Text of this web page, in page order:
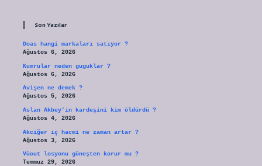
Son Yazılar
Doas hangi markaları satıyor ?
Ağustos 6, 2026
Kumrular neden guguklar ?
Ağustos 6, 2026
Avişen ne demek ?
Ağustos 5, 2026
Aslan Akbey’in kardeşini kim öldürdü ?
Ağustos 4, 2026
Akciğer iç hacmi ne zaman artar ?
Ağustos 3, 2026
Vücut losyonu güneşten korur mu ?
Temmuz 29, 2026